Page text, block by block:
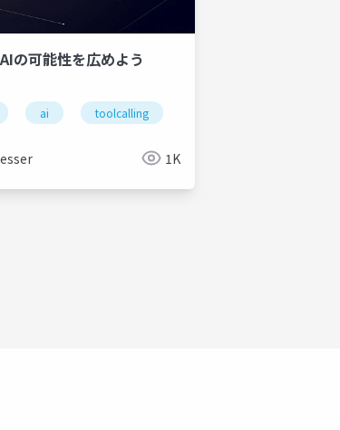
security
の可能性を広めよう
ai toolcalling
1K